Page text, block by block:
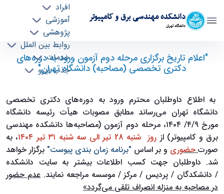
دانشکده مهندسی برق و کامپیوتر
دانشگاه تهران
افراد
آموزشی
پژوهشی
روابط بین الملل
خدمات
جذب نیرو
"اعلام تاریخ برگزاری مرحله دوم آزمون ورود به
دوره‌های دکتری تخصصی (مصاحبه) دانشگاه
"اعلام تاریخ برگزاری مرحله دوم آزمون ورود به دوره‌های
دکتری تخصصی (مصاحبه) دانشگاه تهران"
به اطلاع داوطلبان محترم ورود به دوره‌های دکتری تخصصی
دانشگاه تهران می‌رساند مطابق مصوبات هیأت رئیسه دانشگاه
مورخ ۴/۹/ ۱۴۰۴، مرحله دوم آزمون (مصاحبه‌ها دانشکده مهندسی
برق و کامپیوتر) از روز شنبه 28 تیر الی سه شنبه ۳۱ تیر ۱۴۰۴
، به
صورت حضوری و بر اساس "برنامه زمان بندی پیوست" برگزار خواهد
شد. داوطلبان جهت کسب اطلاعات بیشتر به سایت دانشکده
/ ‏دانشکدگان‬ / ‏پردیس‬ / ‏مرکز‬ / ‏موسسه‬ مراجعه نمایند. عدم حضور
در مصاحبه به منزله انصراف تلقیمی‌گردد»